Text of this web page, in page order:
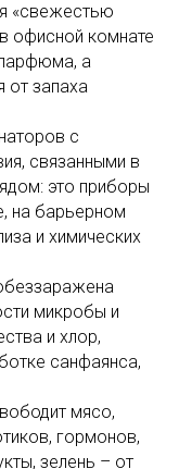
«свежестью
офисной комнате
а
от запаха
с
связанными в
это приборы
на барьерном
и химических
микробы и
и хлор,
санфаянса,
мясо,
гормонов,
зелень – от